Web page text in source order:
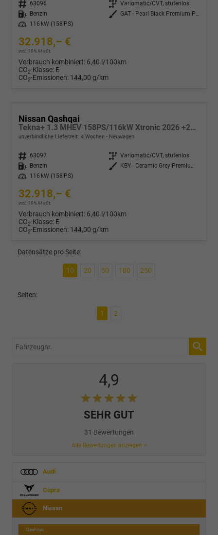
Fahrzeugnr. 63096 Getriebe Variomatic/CVT, stufenlos
Kraftstoff
Benzin Außenfarbe
GAT - Pearl Black Premium Perleffekt
Leistung
116 kW (158 PS)
32.918,– €
incl. 19% MwSt.
Verbrauch kombiniert: 6,40 l/100km
CO2-Klasse: E
CO2-Emissionen: 144,00 g/km
Nissan Qashqai
Tekna+ 1.3 MHEV 158PS/116kW Xtronic 2026 +20"ALU+PANO+BOSE+HuD
unverbindliche Lieferzeit: 4 Wochen Neuwagen
Fahrzeugnr. 63097 Getriebe Variomatic/CVT, stufenlos
Kraftstoff
Benzin Außenfarbe
KBY - Ceramic Grey Premium Met.
Leistung
116 kW (158 PS)
32.918,– €
incl. 19% MwSt.
Verbrauch kombiniert: 6,40 l/100km
CO2-Klasse: E
CO2-Emissionen: 144,00 g/km
Datensätze pro Seite:
10 20 50 100 250
Seiten:
1 2
Fahrzeugnr.
4,9
SEHR GUT
31 Bewertungen
Alle Bewertungen anzeigen >
Audi
Cupra
Nissan
Qashqai